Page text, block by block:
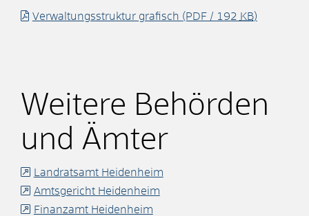
Verwaltungsstruktur grafisch (PDF / 192 KB)
Weitere Behörden
und Ämter
Landratsamt Heidenheim
Amtsgericht Heidenheim
Finanzamt Heidenheim